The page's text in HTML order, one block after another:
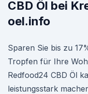
CBD Öl bei
oel.info
Sparen Sie bis zu
Tropfen für Ihre
Redfood24 CBD Öl
leistungsstark